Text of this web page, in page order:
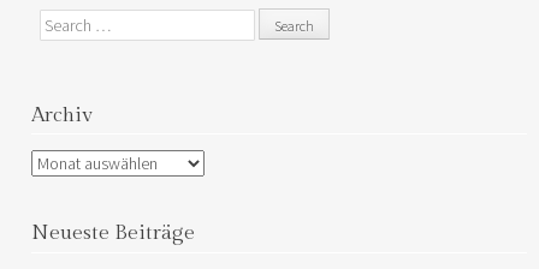
Search
Archiv
Archiv
Neueste Beiträge